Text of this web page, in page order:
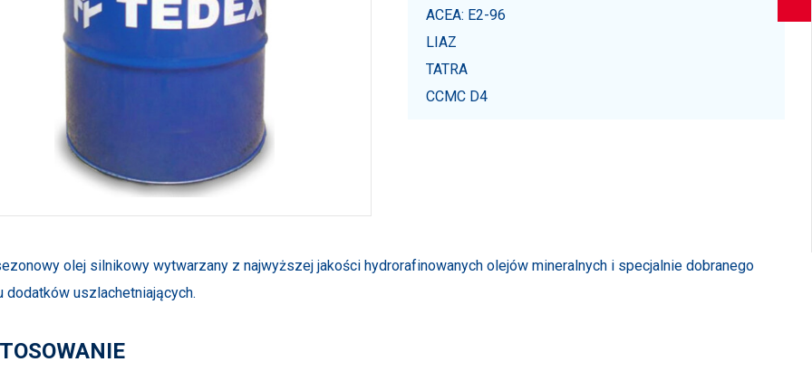
ACEA: E2-96
LIAZ
TATRA
CCMC D4
olej silnikowy wytwarzany z najwyższej jakości hydrorafinowanych olejów mineralnych i specjalnie dobranego
dodatków uszlachetniających.